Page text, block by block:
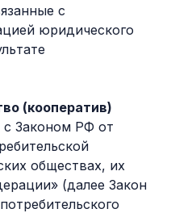
с
юридического
(кооператив)
с Законом РФ от
обществах, их
(далее Закон